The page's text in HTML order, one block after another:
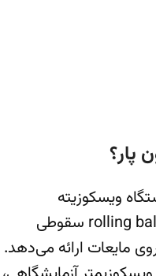
پار؟
ویسکوزیته
کینماتیک (استابینگر)، چرخشی، rolling ball سقوطی
مایعات ارائه می‌دهد.